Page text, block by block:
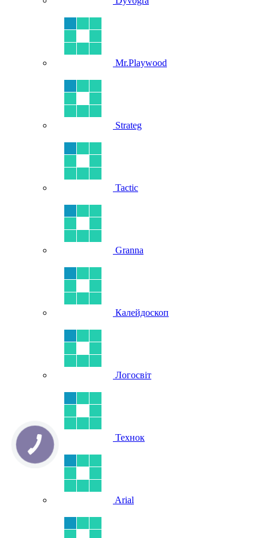
Mr.Playwood
Strateg
Tactic
Granna
Калейдоскоп
Логосвіт
Технок
Arial